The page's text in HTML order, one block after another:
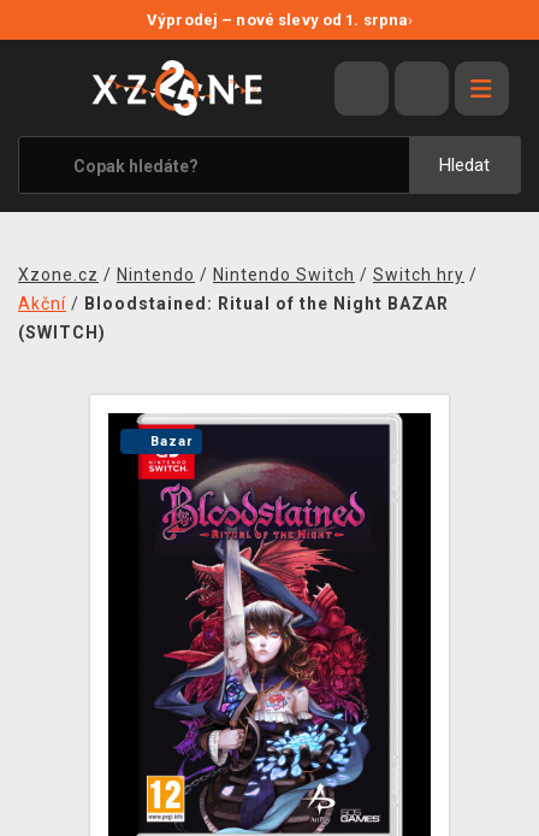
Výprodej – nové slevy od 1. srpna›
Hledat
VÝPRODEJ
VIDEOHRY
XZONE ORIGINALS
TÉMATIKY
MERCHANDISE
TCG & BOARDGAME HUB
VÝKUP HER (BAZAR)
Xzone.cz / Nintendo / Nintendo Switch / Switch hry /
Akční / Bloodstained: Ritual of the Night BAZAR
(SWITCH)
Bazar